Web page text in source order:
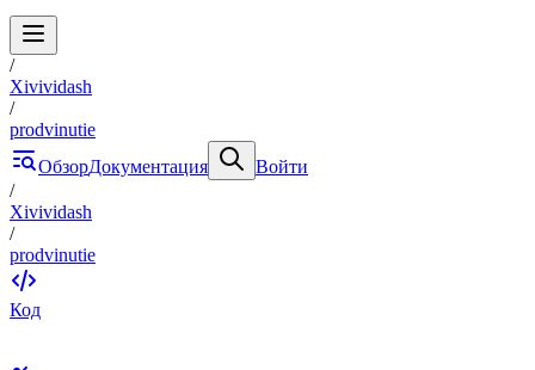
/
Xivividash
/
prodvinutie
ОбзорДокументация
Войти
/
Xivividash
/
prodvinutie
Код